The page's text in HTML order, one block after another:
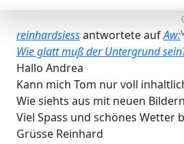
reinhardsiessantwortete aufAw:
Wie glatt muß der Untergrund
Hallo Andrea
Kann mich Tom nur voll
Wie siehts aus mit neuen
Viel Spass und schönes Wetter
Grüsse Reinhard